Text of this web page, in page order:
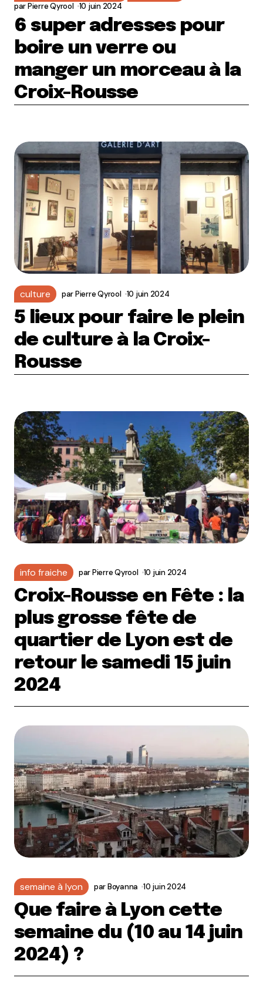
parPierre Qyrool 10 juin 2024
6 super adresses pour
boire un verre ou
manger un morceau à la
Croix-Rousse
culture parPierre Qyrool 10 juin 2024
5 lieux pour faire le plein
de culture à la Croix-
Rousse
info fraiche parPierre Qyrool 10 juin 2024
Croix-Rousse en Fête : la
plus grosse fête de
quartier de Lyon est de
retour le samedi 15 juin
2024
semaine à lyon parBoyanna 10 juin 2024
Que faire à Lyon cette
semaine du (10 au 14 juin
2024) ?